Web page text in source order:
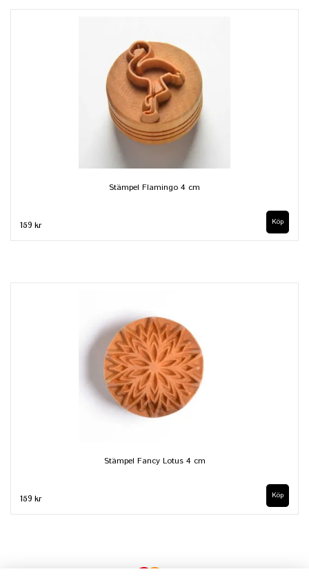
Stämpel Flamingo 4 cm
159 kr
Stämpel Fancy Lotus 4 cm
159 kr